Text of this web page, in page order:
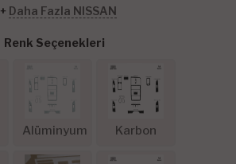
+ Daha Fazla NISSAN
Renk Seçenekleri
Alüminyum Karbon